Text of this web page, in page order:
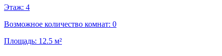
Этаж: 4
Возможное количество комнат: 0
Площадь: 12.5 м²